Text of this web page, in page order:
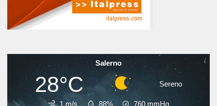
Salerno
28°C Sereno
1 m/s 88% 760 mmHg